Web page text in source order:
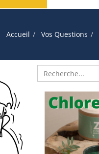
Accueil Vos Questions